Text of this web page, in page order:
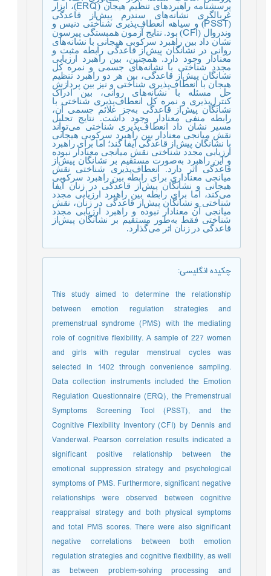
پرسشنامه راهبردهای تنظیم هیجان (ERQ)، ابزار
غربالگری نشانه‌‌های سندرم پیش‌از قاعدگی
PSST) و سیاهه انعطاف‌پذیری شناختی دنیس و
وندروال ( CFI) بود. نتایج آزمون همبستگی پیرسون
نشان داد بین راهبرد سرکوبی هیجانی با نشانه‌‌های
روانی در نشانگان پیش‌از قاعدگی رابطه مثبت و
معنادار وجود دارد. همچنین، بین راهبرد ارزیابی
مجدد شناختی با نشانه‌‌های جسمی و نمره کل
نشانگان پیش‌از قاعدگی، بین هر دو راهبرد تنظیم
هیجان با انعطاف‌پذیری شناختی و نیز بین پردازش
حل مسئله با نشانه‌‌های روانی، بین ادراک
کنترل‌پذیری و نمره کل انعطاف‌پذیری شناختی با
نشانگان پیش‌از قاعدگی به‌جز علائم جسمی آن،
رابطه منفی معنادار وجود داشت. نتایج تحلیل
مسیر نشان داد انعطاف‌پذیری شناختی می‌تواند
نقش میانجی معنادار بین راهبرد سرکوبی هیجانی
با نشانگان پیش‌از قاعدگی ایفا کند؛ اما برای راهبرد
ارزیابی مجدد شناختی نقش میانجی معنادار نبوده
و این راهبرد به‌صورت مستقیم بر نشانگان پیش‌از
قاعدگی اثر دارد. انعطاف‌پذیری شناختی نقش
میانجی معناداری برای رابطه‌ بین راهبرد سرکوبی
هیجانی و نشانگان پیش‌از قاعدگی در زنان ایفا
می‌کند، اما برای رابطه‌ بین راهبرد ارزیابی مجدد
شناختی و نشانگان پیش‌از قاعدگی در زنان، نقش
میانجی آن معنادار نبوده و راهبرد ارزیابی مجدد
شناختی فقط به‌طور مستقیم بر نشانگان پیش‌از
قاعدگی در زنان اثر می‌گذارد.
چکیده انگلیسی:
This study aimed to determine the relationship
between emotion regulation strategies and
premenstrual syndrome (PMS) with the mediating
role of cognitive flexibility. A sample of 227 women
and girls with regular menstrual cycles was
selected in 1402 through convenience sampling.
Data collection instruments included the Emotion
Regulation Questionnaire (ERQ), the Premenstrual
Symptoms Screening Tool (PSST), and the
Cognitive Flexibility Inventory (CFI) by Dennis and
Vanderwal. Pearson correlation results indicated a
significant positive relationship between the
emotional suppression strategy and psychological
symptoms of PMS. Furthermore, significant negative
relationships were observed between cognitive
reappraisal strategy and both physical symptoms
and total PMS scores. There were also significant
negative correlations between both emotion
regulation strategies and cognitive flexibility, as well
as between problem-solving processing and